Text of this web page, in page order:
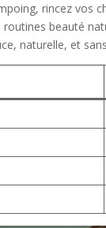
rincez vos
beauté
naturelle, et